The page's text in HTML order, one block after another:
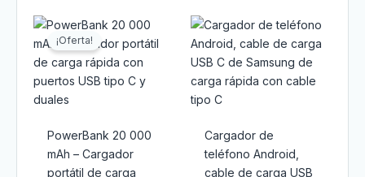
¡Oferta!
PowerBank 20 000
mAh – Cargador
portátil de carga
El
precio
original
era:
$30.00.
El
actual
es:
Cargador de
teléfono Android,
cable de carga USB